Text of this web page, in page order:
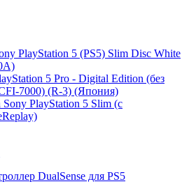
PlayStation 5 (PS5) Slim Disc White
5 Pro - Digital Edition (без
7000) (R-3) (Япония)
PlayStation 5 Slim (с
DualSense для PS5